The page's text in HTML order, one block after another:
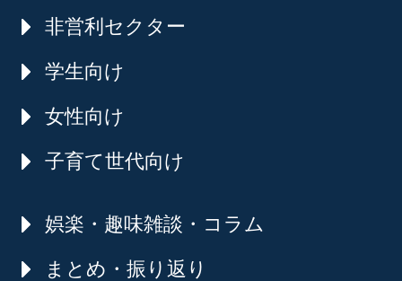
非営利セクター
学生向け
女性向け
子育て世代向け
娯楽・趣味雑談・コラム
まとめ・振り返り